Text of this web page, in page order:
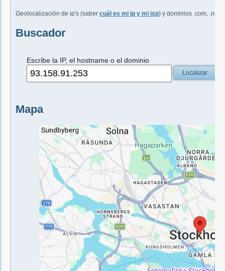
Geolocalización de ip's (saber cuál es mi ip y mi isp) y dominios .com, .net,
Buscador
Escribe la IP, el hostname o el dominio
Localizar
Mapa